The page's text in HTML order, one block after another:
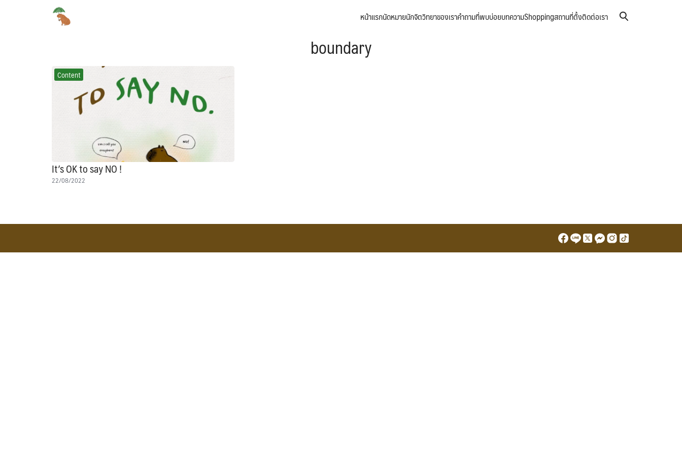
หน้าแรกนัดหมายนักจิตวิทยาของเราคำถามที่พบบ่อยบทความShoppingสถานที่ตั้งติดต่อเรา
boundary
Content
It’s OK to say NO !
22/08/2022